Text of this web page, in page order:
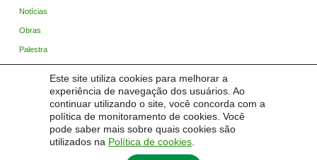
Este site utiliza cookies para melhorar a
experiência de navegação dos usuários. Ao
continuar utilizando o site, você concorda com a
política de monitoramento de cookies. Você
pode saber mais sobre quais cookies são
utilizados na Política de cookies
Notícias
Obras
Palestra
Startup Pampa
Trabalho / Estágio / Bolsas